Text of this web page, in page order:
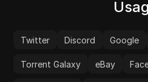
Twitter Discord Google
Torrent Galaxy eBay